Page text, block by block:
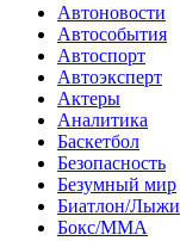
Автоновости
Автособытия
Автоспорт
Автоэксперт
Актеры
Аналитика
Баскетбол
Безопасность
Безумный мир
Биатлон/Лыжи
Бокс/MMA